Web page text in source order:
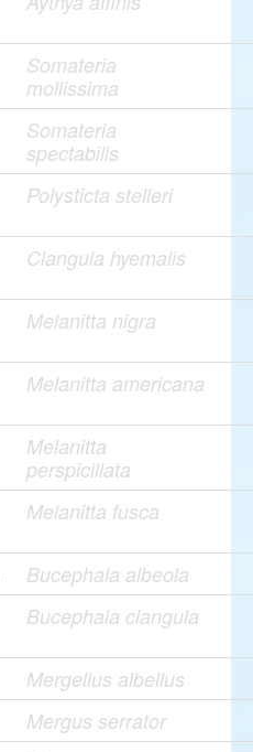
Somateria
mollissima
Somateria
spectabilis
Polysticta stelleri
Clangula hyemalis
Melanitta nigra
Melanitta americana
Melanitta
perspicillata
Melanitta fusca
Bucephala albeola
Bucephala clangula
Mergellus albellus
Mergus serrator